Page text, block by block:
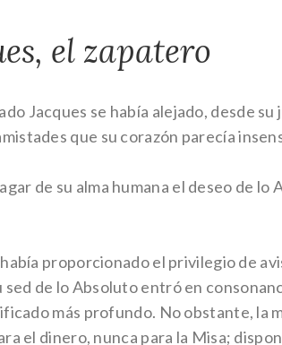
el zapatero
Jacques se había alejado, desde
que su corazón parecía
de su alma humana el deseo de
proporcionado el privilegio de
de lo Absoluto entró en
más profundo. No obstante, la
el dinero, nunca para la Misa;